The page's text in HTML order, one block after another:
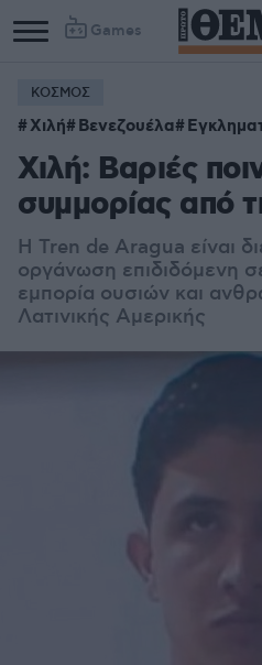
Games
ΚΟΣΜΟΣ
Χιλή Βενεζουέλα
Χιλή: Βαριές
συμμορίας από
Η Tren de Aragua είναι
οργάνωση επιδιδόμενη
εμπορία ουσιών και
Λατινικής Αμερικής